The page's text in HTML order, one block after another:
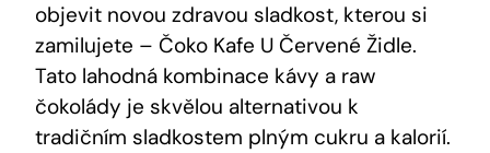
objevit novou zdravou sladkost, kterou si
zamilujete – Čoko Kafe U Červené Židle.
Tato lahodná kombinace kávy a raw
čokolády je skvělou alternativou k
tradičním sladkostem plným cukru a kalorií.